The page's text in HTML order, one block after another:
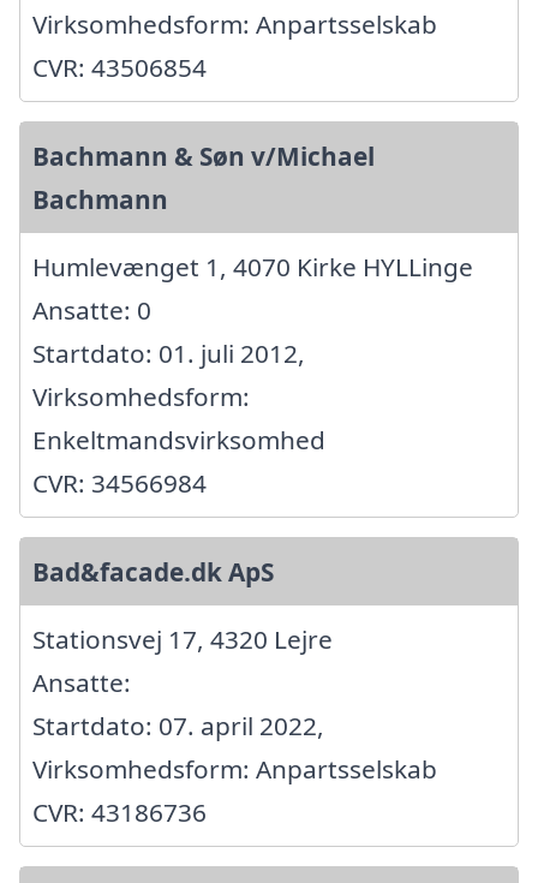
Virksomhedsform: Anpartsselskab
CVR: 43506854
Bachmann & Søn v/Michael
Bachmann
Humlevænget 1, 4070 Kirke HYLLinge
Ansatte: 0
Startdato: 01. juli 2012,
Virksomhedsform:
Enkeltmandsvirksomhed
CVR: 34566984
Bad&facade.dk ApS
Stationsvej 17, 4320 Lejre
Ansatte:
Startdato: 07. april 2022,
Virksomhedsform: Anpartsselskab
CVR: 43186736